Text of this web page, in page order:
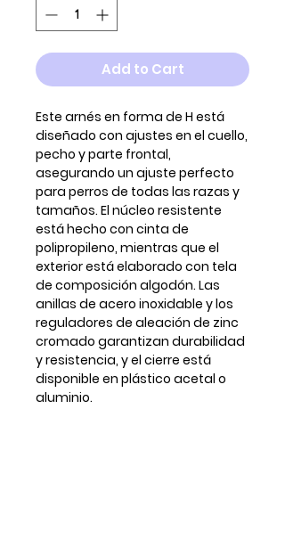
Add to Cart
Este arnés en forma de H está
diseñado con ajustes en el cuello,
pecho y parte frontal,
asegurando un ajuste perfecto
para perros de todas las razas y
tamaños. El núcleo resistente
está hecho con cinta de
polipropileno, mientras que el
exterior está elaborado con tela
de composición algodón. Las
anillas de acero inoxidable y los
reguladores de aleación de zinc
cromado garantizan durabilidad
y resistencia, y el cierre está
disponible en plástico acetal o
aluminio.